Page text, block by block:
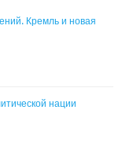
Кремль и новая
нации